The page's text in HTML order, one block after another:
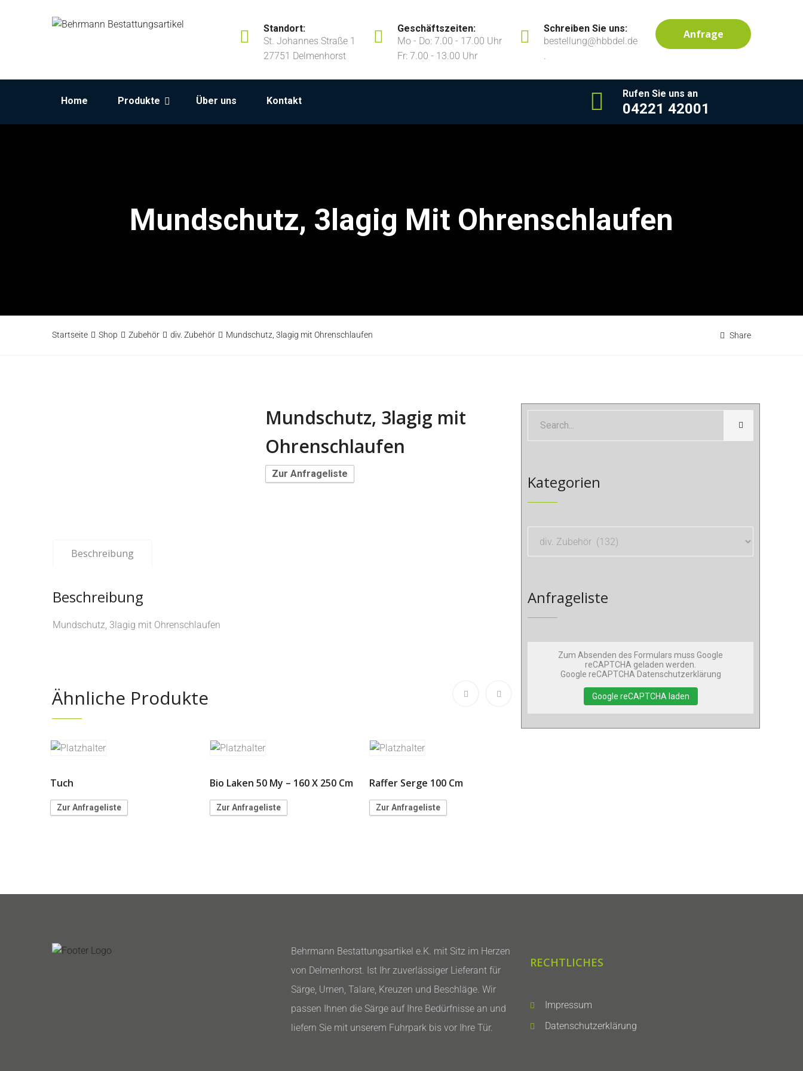
Standort:
St. Johannes Straße 1
27751 Delmenhorst
Geschäftszeiten:
Mo - Do: 7.00 - 17.00 Uhr
Fr: 7.00 - 13.00 Uhr
Schreiben Sie uns:
bestellung@hbbdel.de
.
Anfrage
Home Produkte Über uns Kontakt
Rufen Sie uns an
04221 42001
Mundschutz, 3lagig Mit Ohrenschlaufen
Startseite Shop Zubehör div. Zubehör Mundschutz, 3lagig mit Ohrenschlaufen Share
Mundschutz, 3lagig mit
Ohrenschlaufen
Zur Anfrageliste
Beschreibung
Beschreibung
Mundschutz, 3lagig mit Ohrenschlaufen
Ähnliche Produkte
Tuch
Zur Anfrageliste
Bio Laken 50 My – 160 X 250 Cm
Zur Anfrageliste
Raffer Serge 100 Cm
Zur Anfrageliste
Kategorien
Anfrageliste
Zum Absenden des Formulars muss Google
reCAPTCHA geladen werden.
Google reCAPTCHA Datenschutzerklärung
Google reCAPTCHA laden
Behrmann Bestattungsartikel e.K. mit Sitz im Herzen
von Delmenhorst. Ist Ihr zuverlässiger Lieferant für
Särge, Urnen, Talare, Kreuzen und Beschläge. Wir
passen Ihnen die Särge auf Ihre Bedürfnisse an und
liefern Sie mit unserem Fuhrpark bis vor Ihre Tür.
RECHTLICHES
Impressum
Datenschutzerklärung